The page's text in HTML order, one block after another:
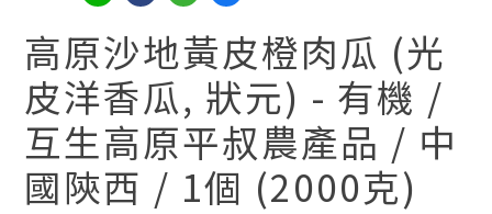
高原沙地黃皮橙肉瓜 (光
皮洋香瓜, 狀元) - 有機 /
互生高原平叔農產品 / 中
國陝西 / 1個 (2000克)